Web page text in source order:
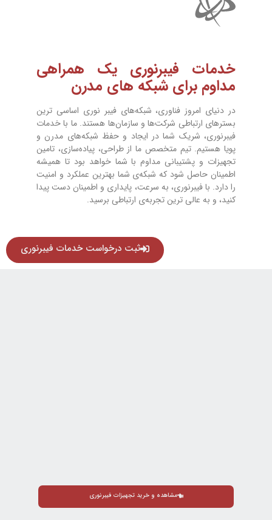
خدمات فیبرنوری یک همراهی
مداوم برای شبکه های مدرن
در دنیای امروز فناوری، شبکه‌های فیبر نوری اساسی ترین
بسترهای ارتباطی شرکت‌ها و سازمان‌ها هستند. ما با خدمات
فیبرنوری، شریک شما در ایجاد و حفظ شبکه‌های مدرن و
پویا هستیم. تیم متخصص ما از طراحی، پیاده‌سازی، تامین
تجهیزات و پشتیبانی مداوم با شما خواهد بود تا همیشه
اطمینان حاصل شود که شبکه‌ی شما بهترین عملکرد و امنیت
را دارد. با فیبرنوری، به سرعت، پایداری و اطمینان دست پیدا
کنید، و به عالی ترین تجربه‌ی ارتباطی برسید.
ثبت درخواست خدمات فیبرنوری
مشاهده و خرید تجهیزات فیبرنوری